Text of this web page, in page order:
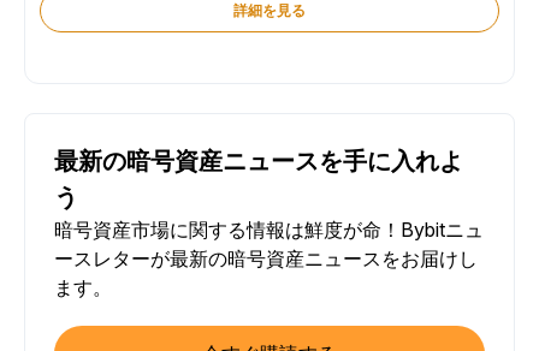
詳細を見る
最新の暗号資産ニュースを手に入れよ
う
暗号資産市場に関する情報は鮮度が命！Bybitニュ
ースレターが最新の暗号資産ニュースをお届けし
ます。